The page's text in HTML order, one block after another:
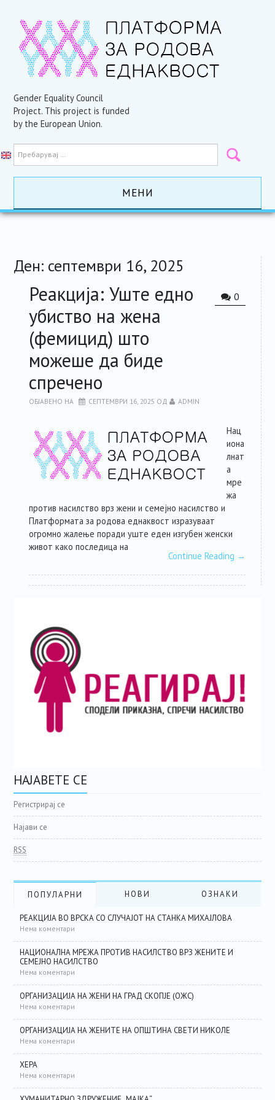
Gender Equality Council
Project. This project is funded
by the European Union.
МЕНИ
РЕСУРСИ
ЗА ЧЛЕНКИТЕ
ФОРУМ
ЗА ПЛАТФОРМАТА
КОНТАКТ
Ден: септември 16, 2025
0
Реакција: Уште едно
убиство на жена
(фемицид) што
можеше да биде
спречено
ОБЈАВЕНО НА СЕПТЕМВРИ 16, 2025 ОД ADMIN
Нац
иона
лнат
а
мре
жа
против насилство врз жени и семејно насилство и
Платформата за родова еднаквост изразуваат
огромно жалење поради уште еден изгубен женски
живот како последица на
Continue Reading →
НАЈАВЕТЕ СЕ
Регистрирај се
Најави се
RSS
ПОПУЛАРНИ НОВИ ОЗНАКИ
РЕАКЦИЈА ВО ВРСКА СО СЛУЧАЈОТ НА СТАНКА МИХАЈЛОВА
Нема коментари
НАЦИОНАЛНА МРЕЖА ПРОТИВ НАСИЛСТВО ВРЗ ЖЕНИТЕ И
СЕМЕЈНО НАСИЛСТВО
Нема коментари
ОРГАНИЗАЦИЈА НА ЖЕНИ НА ГРАД СКОПЈЕ (ОЖС)
Нема коментари
ОРГАНИЗАЦИЈА НА ЖЕНИТЕ НА ОПШТИНА СВЕТИ НИКОЛЕ
Нема коментари
ХЕРА
Нема коментари